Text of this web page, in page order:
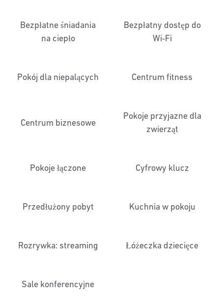
Bezpłatne śniadania
na ciepło
Bezpłatny dostęp do
Wi‑Fi
Pokój dla niepalących Centrum fitness
Centrum biznesowe
Pokoje przyjazne dla
zwierząt
Pokoje łączone Cyfrowy klucz
Przedłużony pobyt Kuchnia w pokoju
Rozrywka: streaming Łóżeczka dziecięce
Sale konferencyjne